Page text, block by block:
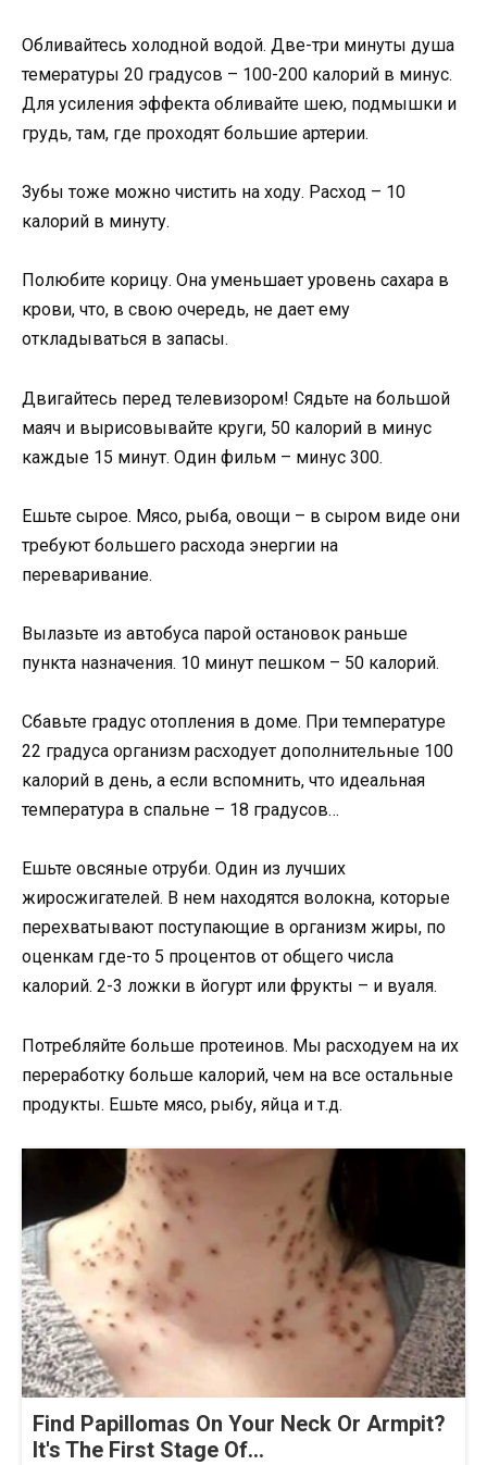
Обливайтесь холодной водой. Две-три минуты душа
темературы 20 градусов – 100-200 калорий в минус.
Для усиления эффекта обливайте шею, подмышки и
грудь, там, где проходят большие артерии.
Зубы тоже можно чистить на ходу. Расход – 10
калорий в минуту.
Полюбите корицу. Она уменьшает уровень сахара в
крови, что, в свою очередь, не дает ему
откладываться в запасы.
Двигайтесь перед телевизором! Сядьте на большой
маяч и вырисовывайте круги, 50 калорий в минус
каждые 15 минут. Один фильм – минус 300.
Ешьте сырое. Мясо, рыба, овощи – в сыром виде они
требуют большего расхода энергии на
переваривание.
Вылазьте из автобуса парой остановок раньше
пункта назначения. 10 минут пешком – 50 калорий.
Сбавьте градус отопления в доме. При температуре
22 градуса организм расходует дополнительные 100
калорий в день, а если вспомнить, что идеальная
температура в спальне – 18 градусов…
Ешьте овсяные отруби. Один из лучших
жиросжигателей. В нем находятся волокна, которые
перехватывают поступающие в организм жиры, по
оценкам где-то 5 процентов от общего числа
калорий. 2-3 ложки в йогурт или фрукты – и вуаля.
Потребляйте больше протеинов. Мы расходуем на их
переработку больше калорий, чем на все остальные
продукты. Ешьте мясо, рыбу, яйца и т.д.
Find Papillomas On Your Neck Or Armpit?
It's The First Stage Of...